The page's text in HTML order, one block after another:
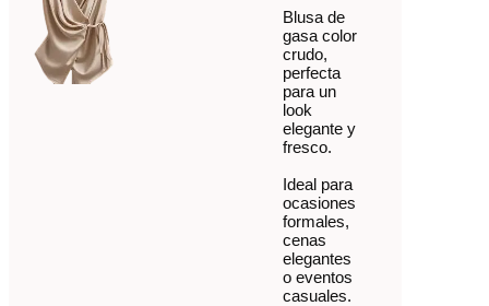
Blusa de
gasa color
crudo,
perfecta
para un
look
elegante y
fresco.
Ideal para
ocasiones
formales,
cenas
elegantes
o eventos
casuales.